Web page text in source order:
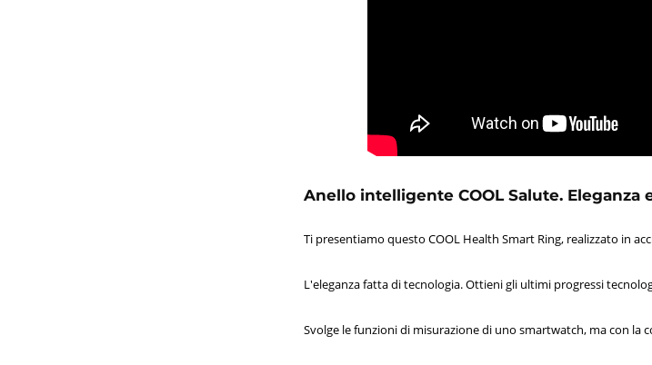
Anello intelligente COOL Salute. Eleganza
Ti presentiamo questo COOL Health Smart Ring, realizzato in
L'eleganza fatta di tecnologia. Ottieni gli ultimi progressi
Svolge le funzioni di misurazione di uno smartwatch, ma con la